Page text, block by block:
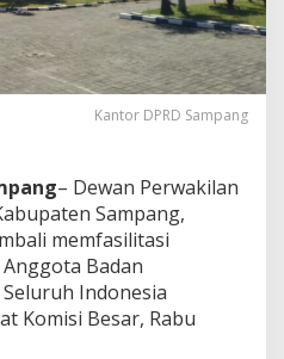
Kantor DPRD Sampang
– Dewan Perwakilan
Sampang,
memfasilitasi
Badan
Indonesia
Komisi Besar, Rabu